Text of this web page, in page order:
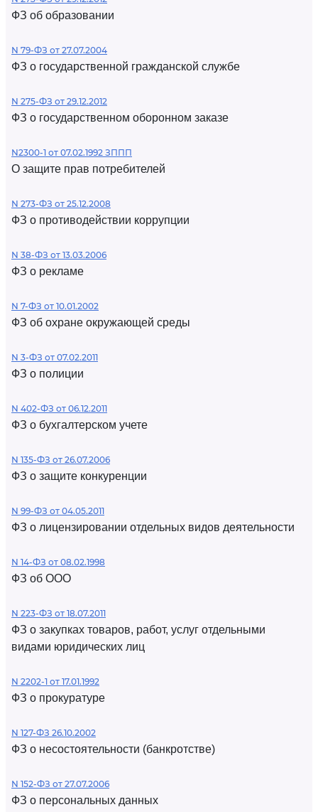
ФЗ об образовании
N 79-ФЗ от 27.07.2004
ФЗ о государственной гражданской службе
N 275-ФЗ от 29.12.2012
ФЗ о государственном оборонном заказе
N2300-1 от 07.02.1992 ЗППП
О защите прав потребителей
N 273-ФЗ от 25.12.2008
ФЗ о противодействии коррупции
N 38-ФЗ от 13.03.2006
ФЗ о рекламе
N 7-ФЗ от 10.01.2002
ФЗ об охране окружающей среды
N 3-ФЗ от 07.02.2011
ФЗ о полиции
N 402-ФЗ от 06.12.2011
ФЗ о бухгалтерском учете
N 135-ФЗ от 26.07.2006
ФЗ о защите конкуренции
N 99-ФЗ от 04.05.2011
ФЗ о лицензировании отдельных видов деятельности
N 14-ФЗ от 08.02.1998
ФЗ об ООО
N 223-ФЗ от 18.07.2011
ФЗ о закупках товаров, работ, услуг отдельными
видами юридических лиц
N 2202-1 от 17.01.1992
ФЗ о прокуратуре
N 127-ФЗ 26.10.2002
ФЗ о несостоятельности (банкротстве)
N 152-ФЗ от 27.07.2006
ФЗ о персональных данных